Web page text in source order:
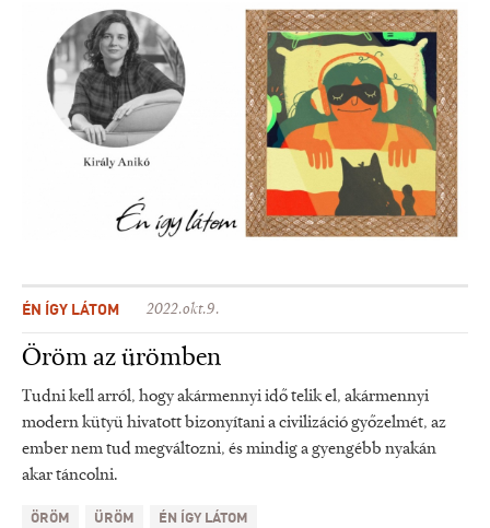
ÉN ÍGY LÁTOM 2022.okt.9.
Öröm az ürömben
Tudni kell arról, hogy akármennyi idő telik el, akármennyi
modern kütyü hivatott bizonyítani a civilizáció győzelmét, az
ember nem tud megváltozni, és mindig a gyengébb nyakán
akar táncolni.
ÖRÖM ÜRÖM ÉN ÍGY LÁTOM